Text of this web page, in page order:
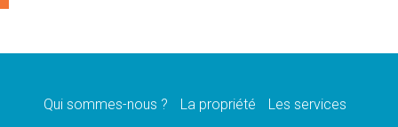
message de paix et de dignité humaine»
Qui sommes-nous ? La propriété
Les services